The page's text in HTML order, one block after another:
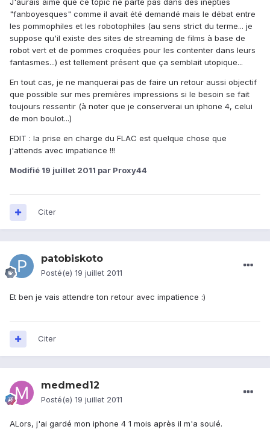
J'aurais aimé que ce topic ne parte pas dans des inepties
"fanboyesques" comme il avait été demandé mais le débat entre
les pommophiles et les robotophiles (au sens strict du terme... je
suppose qu'il existe des sites de streaming de films à base de
robot vert et de pommes croquées pour les contenter dans leurs
fantasmes...) est tellement présent que ça semblait utopique...
En tout cas, je ne manquerai pas de faire un retour aussi objectif
que possible sur mes premières impressions si le besoin se fait
toujours ressentir (à noter que je conserverai un iphone 4, celui
de mon boulot...)
EDIT : la prise en charge du FLAC est quelque chose que
j'attends avec impatience !!!
Modifié 19 juillet 2011 par Proxy44
Citer
patobiskoto
Posté(e) 19 juillet 2011
Et ben je vais attendre ton retour avec impatience :)
Citer
medmed12
Posté(e) 19 juillet 2011
ALors, j'ai gardé mon iphone 4 1 mois après il m'a soulé.